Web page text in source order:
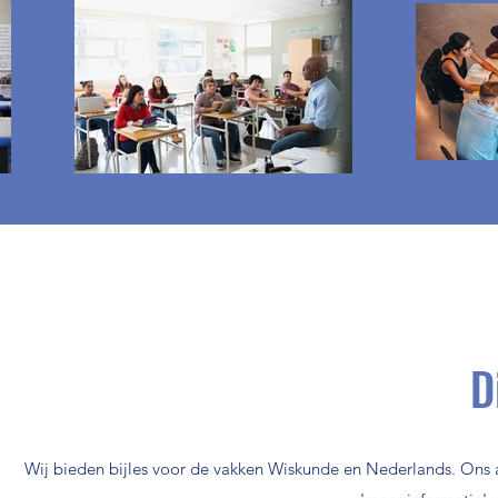
Wij bieden bijles voor de vakken Wiskunde en Nederlands.